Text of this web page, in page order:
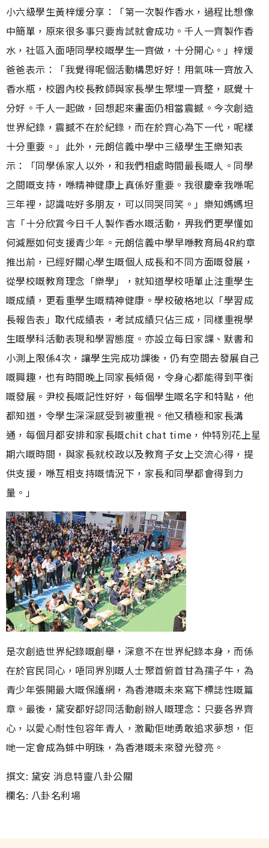
小六級學生黃梓煖分享：「第一次製作香水，過程比想像
中簡單，原來很多事只要肯試就會成功。千人一齊製作香
水，社區入面唔同學校嘅學生一齊做，十分開心。」梓煖
爸爸表示：「我覺得呢個活動構思好好！用氣味一齊放入
香水瓶，校園內校長教師與家長學生聚埋一齊整，感覺十
分好。千人一起做，回想起來畫面仍相當震撼。今次創造
世界紀錄，震撼不在於紀錄，而在於齊心為下一代，呢樣
十分重要。」此外，元朗信義中學中三級學生王樂知表
示：「同學係家人以外，和我們相處時間最長嘅人。同學
之間嘅支持，喺精神健康上真係好重要。我很慶幸我喺呢
三年裡，認識咗好多朋友，可以同哭同笑。」樂知媽媽坦
言「十分欣賞今日千人製作香水嘅活動，畀我們更學懂如
何減壓如何支援青少年。元朗信義中學早喺教育局4R約章
推出前，已經好關心學生嘅個人成長和不同方面嘅發展，
從學校嘅教育理念「樂學」，就知道學校唔單止注重學生
嘅成績，更看重學生嘅精神健康。學校破格地以「學習成
長報告表」取代成績表，考試成績只佔三成，同樣重視學
生嘅學科活動表現和學習態度。亦設立每日家課、默書和
小測上限係4次，讓學生完成功課後，仍有空間去發展自己
嘅興趣，也有時間晚上同家長傾偈，令身心都能得到平衡
嘅發展。尹校長嘅記性好好，每個學生嘅名字和特點，他
都知道，令學生深深感受到被重視。他又積極和家長溝
通，每個月都安排和家長嘅chit chat time，仲特別花上星
期六嘅時間，與家長就校政以及教育子女上交流心得，提
供支援，喺互相支持嘅情況下，家長和同學都會得到力
量。」
是次創造世界紀錄嘅創舉，深意不在世界紀錄本身，而係
在於官民同心，唔同界別嘅人士聚首俯首甘為孺子牛，為
青少年張開最大嘅保護網，為香港嘅未來寫下標誌性嘅篇
章。最後，黛安都好認同活動創辦人嘅理念：只要各界齊
心，以愛心耐性包容年青人，激勵佢哋勇敢追求夢想，佢
哋一定會成為蚌中明珠，為香港嘅未來發光發亮。
撰文: 黛安 消息特靈八卦公關
欄名: 八卦名利場